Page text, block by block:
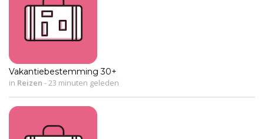
Vakantiebestemming 30+
in Reizen - 23 minuten geleden